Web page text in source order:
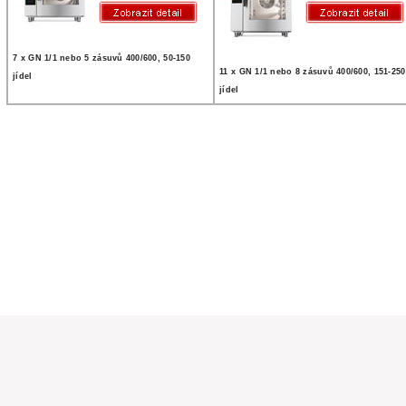
7 x GN 1/1 nebo 5 zásuvů 400/600, 50-150
jídel
11 x GN 1/1 nebo 8 zásuvů 400/600, 151-250
jídel